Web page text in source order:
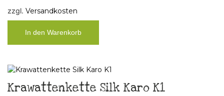
zzgl. Versandkosten
In den Warenkorb
Krawattenkette Silk Karo K1